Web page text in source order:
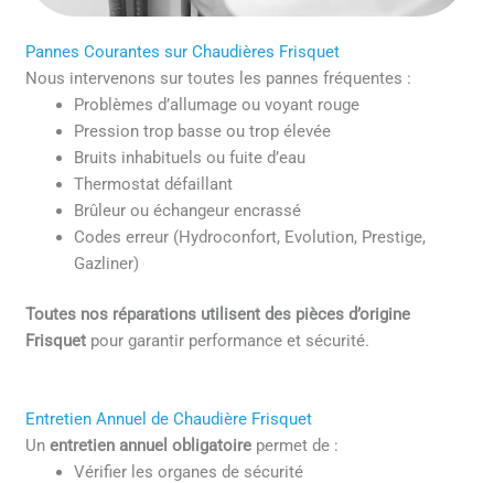
Pannes Courantes sur Chaudières Frisquet
Nous intervenons sur toutes les pannes fréquentes :
Problèmes d’allumage ou voyant rouge
Pression trop basse ou trop élevée
Bruits inhabituels ou fuite d’eau
Thermostat défaillant
Brûleur ou échangeur encrassé
Codes erreur (Hydroconfort, Evolution, Prestige,
Gazliner)
Toutes nos réparations utilisent des pièces d’origine
Frisquet pour garantir performance et sécurité.
Entretien Annuel de Chaudière Frisquet
Unentretien annuel obligatoire permet de :
Vérifier les organes de sécurité